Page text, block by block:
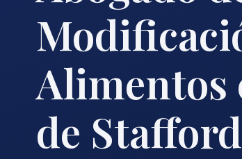
Alimentos
de